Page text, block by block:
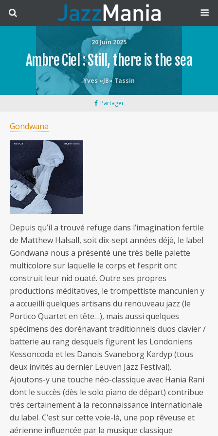
20 Juin 2025
Ambre Ciel : Still, there is the sea
Yves «JB» Tassin
Partager
Gondwana
Depuis qu’il a trouvé refuge dans l’imagination fertile
de Matthew Halsall, soit dix-sept années déjà, le label
Gondwana nous a présenté une très belle palette
multicolore sur laquelle le corps et l’esprit ont
construit leur nid ouaté. Outre ses propres
productions méditatives, le trompettiste mancunien y
a accueilli quelques artisans du renouveau jazz (le
Portico Quartet en tête…), mais aussi quelques
spécimens des dorénavant traditionnels duos clavier /
batterie au rang desquels figurent les Londoniens
Kessoncoda et les Danois Svaneborg Kardyp (tous
deux invités au dernier Leuven Jazz Festival).
Ajoutons-y une touche néo-classique avec Hania Rani
dont le succès (dès le solo piano de départ) contribue
très certainement à la reconnaissance internationale
du label. C’est sur cette voie-là, une pop rêveuse et
aérienne influencée par la musique classique